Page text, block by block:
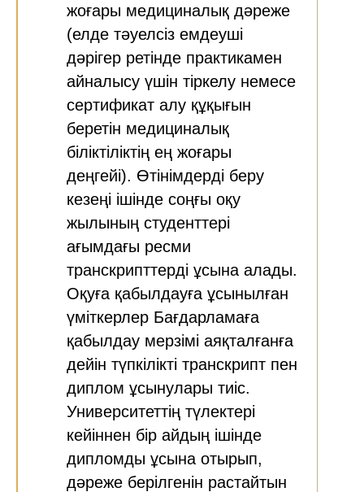
жоғары медициналық дәреже
(елде тәуелсіз емдеуші
дәрігер ретінде практикамен
айналысу үшін тіркелу немесе
сертификат алу құқығын
беретін медициналық
біліктіліктің ең жоғары
деңгейі). Өтінімдерді беру
кезеңі ішінде соңғы оқу
жылының студенттері
ағымдағы ресми
транскрипттерді ұсына алады.
Оқуға қабылдауға ұсынылған
үміткерлер Бағдарламаға
қабылдау мерзімі аяқталғанға
дейін түпкілікті транскрипт пен
диплом ұсынулары тиіс.
Университеттің түлектері
кейіннен бір айдың ішінде
дипломды ұсына отырып,
дәреже берілгенін растайтын